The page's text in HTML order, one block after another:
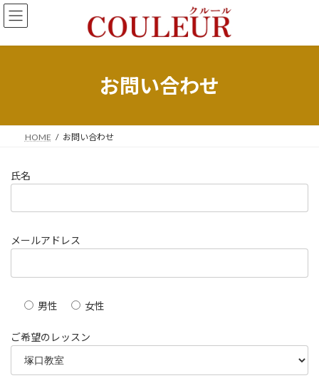
コ
ン
ン
ナ
ビ
ー
お問い合わせ
HOME お問い合わせ
氏名
メールアドレス
男性 女性
ご希望のレッスン